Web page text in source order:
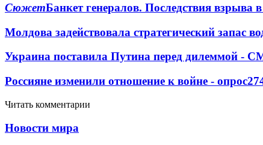
СюжетБанкет генералов. Последствия взрыва
Молдова задействовала стратегический запас
Украина поставила Путина перед дилеммой -
Россияне изменили отношение к войне - опрос
Читать комментарии
Новости мира